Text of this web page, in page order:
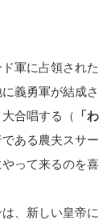
軍に占領された
義勇軍が結成さ
合唱する（
「わ
ある農夫スサー
って来るのを喜
、新しい皇帝に